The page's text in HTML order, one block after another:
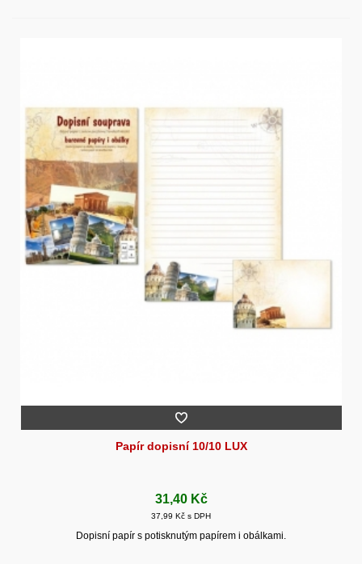
Papír dopisní 10/10 LUX
31,40 Kč
37,99 Kč s DPH
Dopisní papír s potisknutým papírem i obálkami.